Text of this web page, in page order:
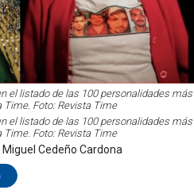
el listado de las 100 personalidades más
Time. Foto: Revista Time
el listado de las 100 personalidades más
Time. Foto: Revista Time
Cedeño Cardona